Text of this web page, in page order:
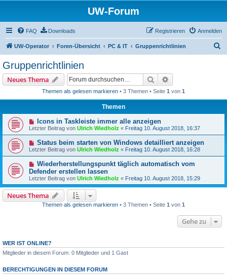
UW-Forum
FAQ Downloads Anmelden
Registrieren
UW-Operator Foren-Übersicht PC & IT Gruppenrichtlinien
Gruppenrichtlinien
Neues Thema Suche
Themen als gelesen markieren • 3 Themen • Seite 1 von 1
Themen
Icons in Taskleiste immer alle anzeigen
Letzter Beitrag von Ulrich Wiedholz « Freitag 10. August 2018, 16:37
Status beim starten von Windows detailliert anzeigen
Letzter Beitrag von Ulrich Wiedholz « Freitag 10. August 2018, 16:28
Wiederherstellungspunkt täglich automatisch vom
Defender erstellen lassen
Letzter Beitrag von Ulrich Wiedholz « Freitag 10. August 2018, 15:29
Neues Thema
Themen als gelesen markieren • 3 Themen • Seite 1 von 1
Gehe zu
WER IST ONLINE?
Mitglieder in diesem Forum: 0 Mitglieder und 1 Gast
BERECHTIGUNGEN IN DIESEM FORUM